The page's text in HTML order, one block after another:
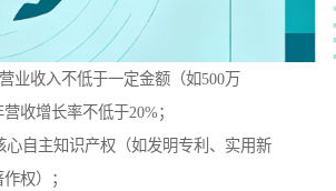
业收入不低于一定金额（如500万
收增长率不低于20%；
心自主知识产权（如发明专利、实用新
权）；